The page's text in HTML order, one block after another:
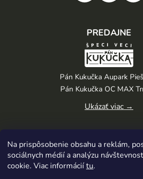
Na prispôsobenie obsahu a reklám,
sociálnych médií a analýzu
cookie. Viac informáciítu.
PREDAJNE
Pán Kukučka Aupark
Pán Kukučka OC MAX
Ukázať viac →